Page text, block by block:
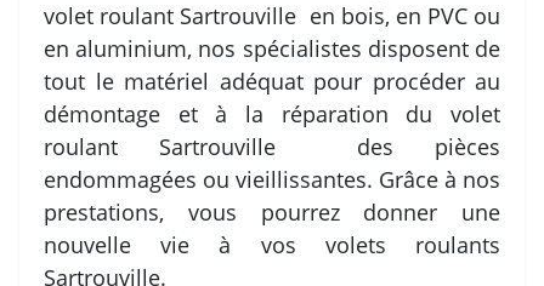
volet roulant Sartrouville en bois, en PVC ou
en aluminium, nos spécialistes disposent de
tout le matériel adéquat pour procéder au
démontage et à la réparation du volet
roulant Sartrouville des pièces
endommagées ou vieillissantes. Grâce à nos
prestations, vous pourrez donner une
nouvelle vie à vos volets roulants
Sartrouville.